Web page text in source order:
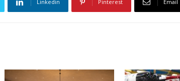
Linkedin Pinterest Email